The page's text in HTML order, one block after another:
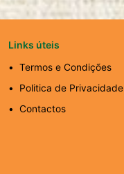
Links úteis
Termos e Condições
Politica de Privacidade
Contactos